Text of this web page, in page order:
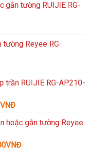
gắn tường RUIJIE RG-
Reyee RG-
trần RUIJIE RG-AP210-
VNĐGiá
tại
935,000VNĐ.
hoặc gắn tường Reyee
VNĐGiá